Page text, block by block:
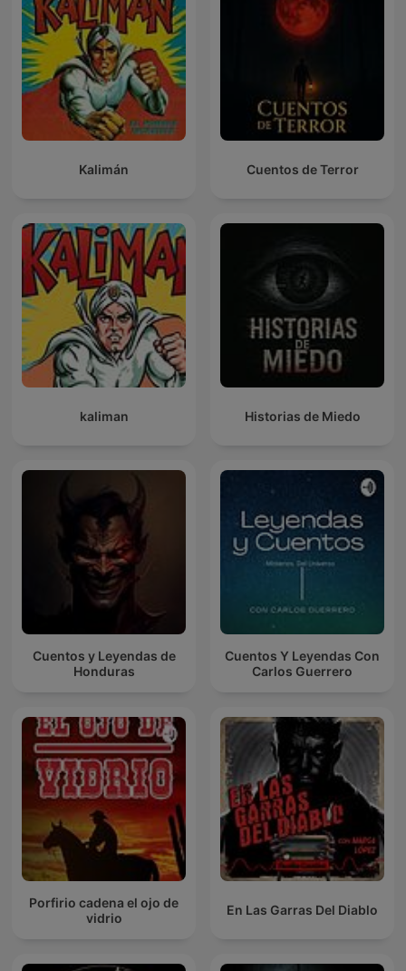
Kalimán Cuentos de Terror
kaliman Historias de Miedo
Cuentos y Leyendas de
Honduras
Cuentos Y Leyendas Con
Carlos Guerrero
Porfirio cadena el ojo de
vidrio
En Las Garras Del Diablo